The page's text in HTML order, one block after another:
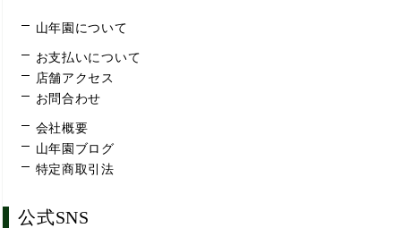
山年園について
お支払いについて
店舗アクセス
お問合わせ
会社概要
山年園ブログ
特定商取引法
公式SNS